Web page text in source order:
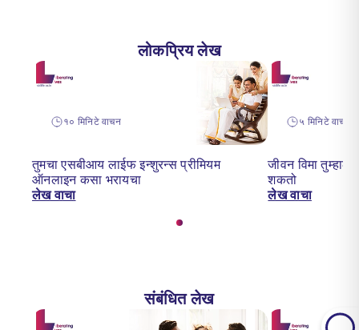
लोकप्रिय लेख
१० मिनिटे वाचन
तुमचा एसबीआय लाईफ इन्शुरन्स प्रीमियम
ऑनलाइन कसा भरायचा
लेख वाचा
५ मिनिटे वाचन
जीवन विमा
शकतो
लेख वाचा
संबंधित लेख